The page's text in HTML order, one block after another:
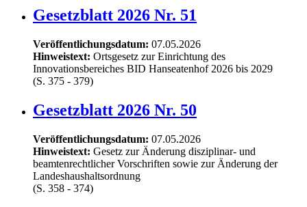
Gesetzblatt 2026 Nr. 51
Veröffentlichungsdatum: 07.05.2026
Hinweistext: Ortsgesetz zur Einrichtung des
Innovationsbereiches BID Hanseatenhof 2026 bis 2029
(S. 375 - 379)
Gesetzblatt 2026 Nr. 50
Veröffentlichungsdatum: 07.05.2026
Hinweistext: Gesetz zur Änderung disziplinar- und
beamtenrechtlicher Vorschriften sowie zur Änderung der
Landeshaushaltsordnung
(S. 358 - 374)